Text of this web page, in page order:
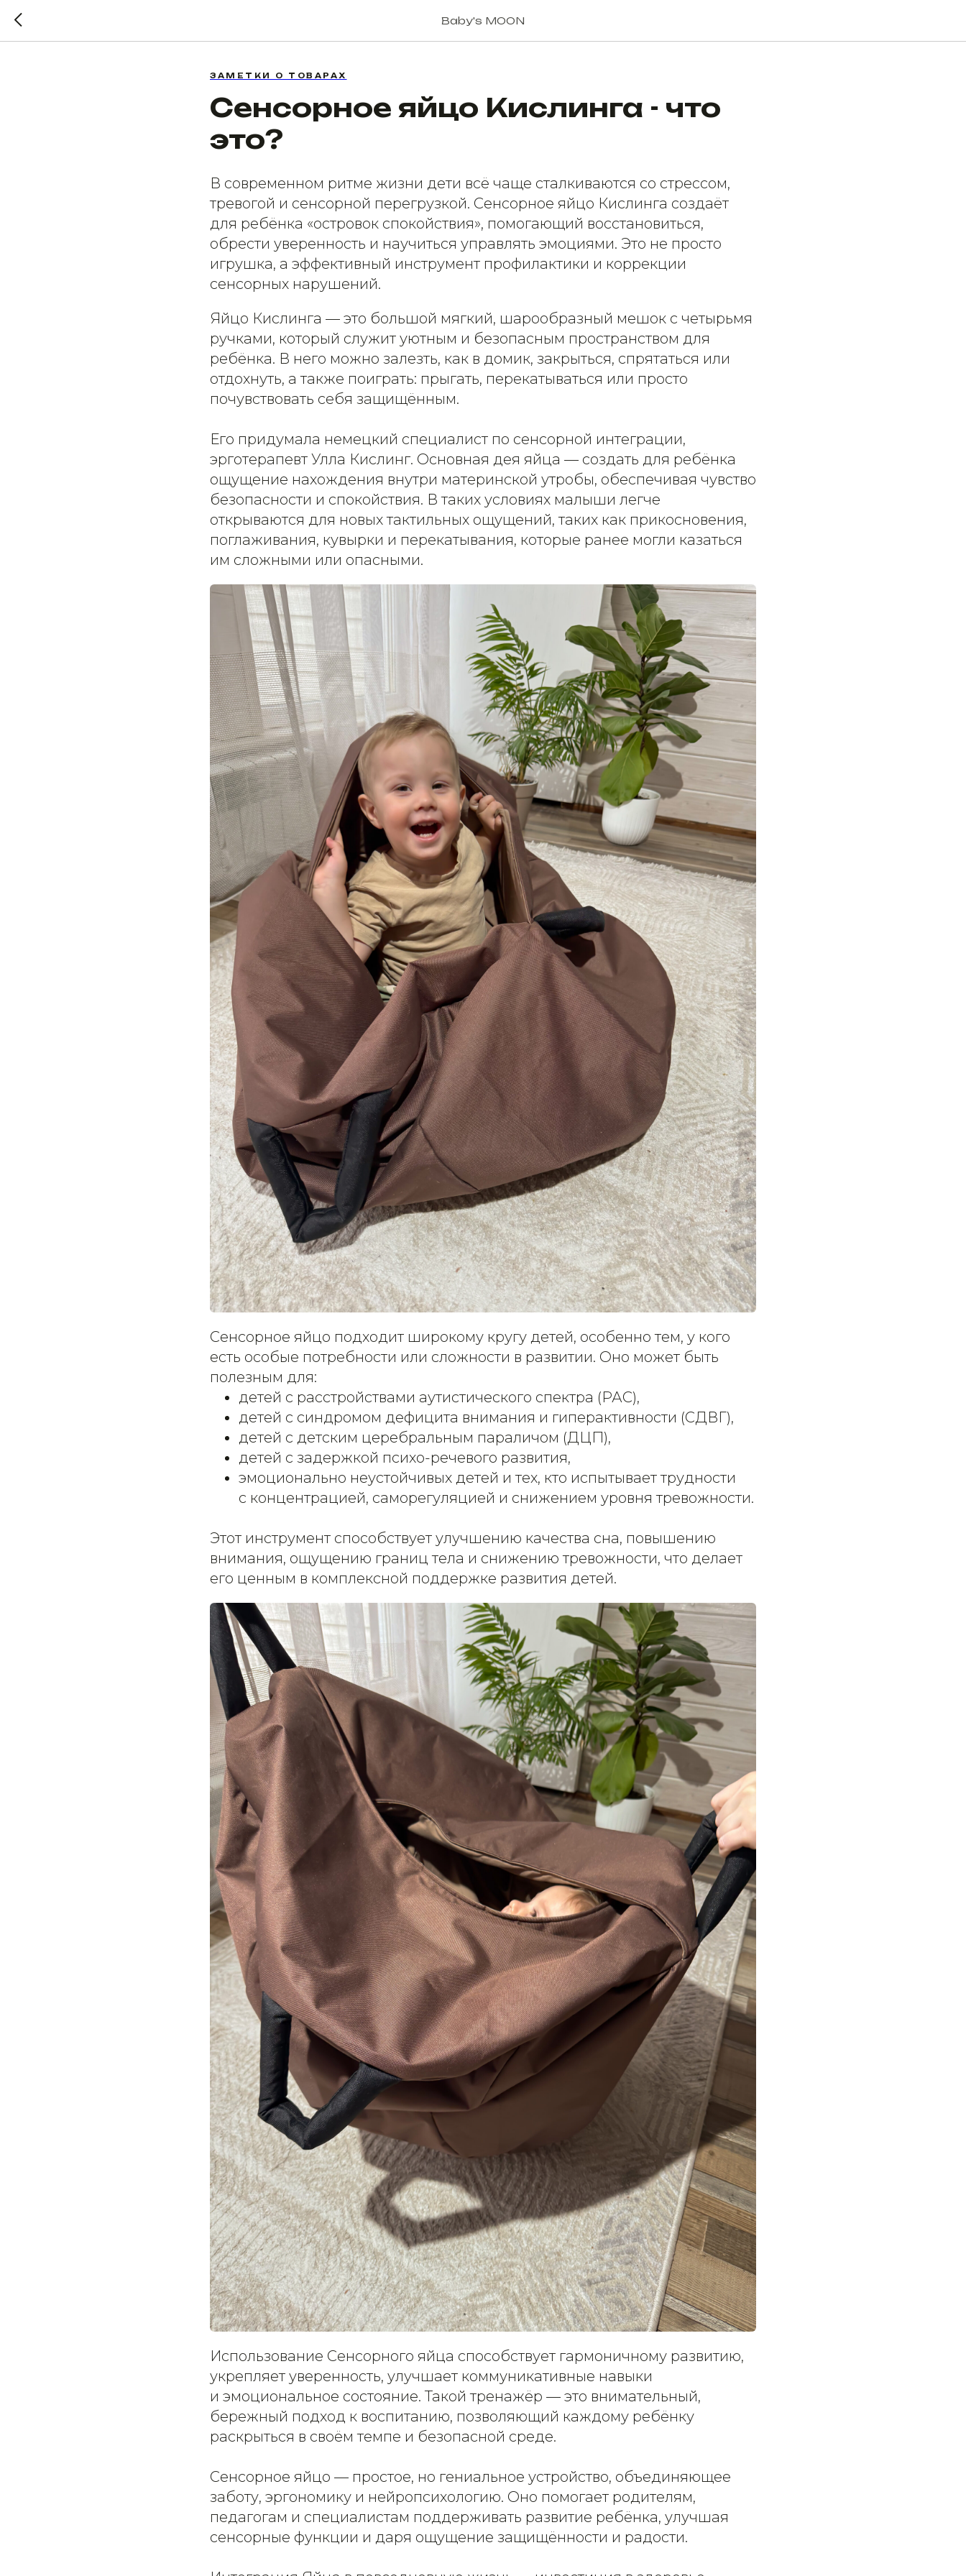
Baby's MOON
ЗАМЕТКИ О ТОВАРАХ
Сенсорное яйцо Кислинга - что
это?
В современном ритме жизни дети всё чаще сталкиваются со стрессом,
тревогой и сенсорной перегрузкой. Сенсорное яйцо Кислинга создаёт
для ребёнка «островок спокойствия», помогающий восстановиться,
обрести уверенность и научиться управлять эмоциями. Это не просто
игрушка, а эффективный инструмент профилактики и коррекции
сенсорных нарушений.
Яйцо Кислинга — это большой мягкий, шарообразный мешок с четырьмя
ручками, который служит уютным и безопасным пространством для
ребёнка. В него можно залезть, как в домик, закрыться, спрятаться или
отдохнуть, а также поиграть: прыгать, перекатываться или просто
почувствовать себя защищённым.
Его придумала немецкий специалист по сенсорной интеграции,
эрготерапевт Улла Кислинг. Основная дея яйца — создать для ребёнка
ощущение нахождения внутри материнской утробы, обеспечивая чувство
безопасности и спокойствия. В таких условиях малыши легче
открываются для новых тактильных ощущений, таких как прикосновения,
поглаживания, кувырки и перекатывания, которые ранее могли казаться
им сложными или опасными.
Сенсорное яйцо подходит широкому кругу детей, особенно тем, у кого
есть особые потребности или сложности в развитии. Оно может быть
полезным для:
детей с расстройствами аутистического спектра (РАС),
детей с синдромом дефицита внимания и гиперактивности (СДВГ),
детей с детским церебральным параличом (ДЦП),
детей с задержкой психо-речевого развития,
эмоционально неустойчивых детей и тех, кто испытывает трудности
с концентрацией, саморегуляцией и снижением уровня тревожности.
Этот инструмент способствует улучшению качества сна, повышению
внимания, ощущению границ тела и снижению тревожности, что делает
его ценным в комплексной поддержке развития детей.
Использование Сенсорного яйца способствует гармоничному развитию,
укрепляет уверенность, улучшает коммуникативные навыки
и эмоциональное состояние. Такой тренажёр — это внимательный,
бережный подход к воспитанию, позволяющий каждому ребёнку
раскрыться в своём темпе и безопасной среде.
Сенсорное яйцо — простое, но гениальное устройство, объединяющее
заботу, эргономику и нейропсихологию. Оно помогает родителям,
педагогам и специалистам поддерживать развитие ребёнка, улучшая
сенсорные функции и даря ощущение защищённости и радости.